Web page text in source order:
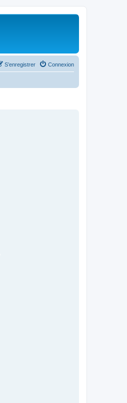
Connexion
S’enregistrer